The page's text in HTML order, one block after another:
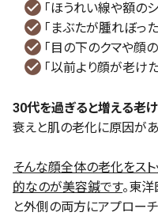
「ほうれい線や額の
「まぶたが腫れぼっ
「目の下のクマや顔
「以前より顔が老け
30代を過ぎると増える老
衰えと肌の老化に原因があ
そんな顔全体の老化をス
的なのが美容鍼です。東
と外側の両方にアプロー